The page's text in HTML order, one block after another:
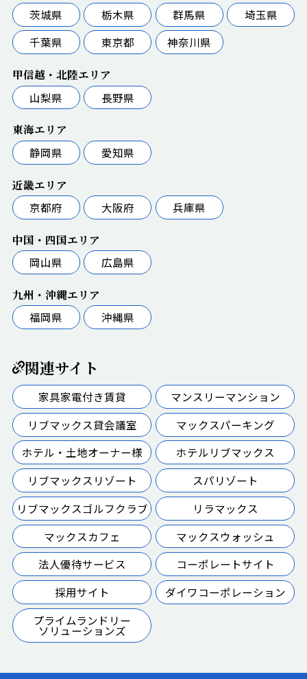
茨城県
栃木県 群馬県
埼玉県
千葉県
東京都 神奈川県
甲信越・北陸エリア
山梨県
長野県
東海エリア
静岡県
愛知県
近畿エリア
京都府
大阪府 兵庫県
中国・四国エリア
岡山県
広島県
九州・沖縄エリア
福岡県
沖縄県
関連サイト
家具家電付き賃貸
マンスリーマンション
リブマックス貸会議室
マックスパーキング
ホテル・土地オーナー様
ホテルリブマックス
リブマックスリゾート
スパリゾート
リブマックスゴルフクラブ
リラマックス
マックスカフェ
マックスウォッシュ
法人優待サービス
コーポレートサイト
採用サイト
ダイワコーポレーション
プライムランドリー
ソリューションズ